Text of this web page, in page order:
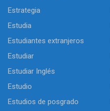
Estrategia
Estudia
Estudiantes extranjeros
Estudiar
Estudiar Inglés
Estudio
Estudios de posgrado